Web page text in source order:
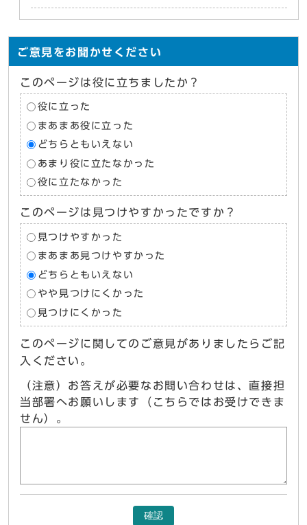
ご意見をお聞かせください
このページは役に立ちましたか？
役に立った
まあまあ役に立った
どちらともいえない
あまり役に立たなかった
役に立たなかった
このページは見つけやすかったですか？
見つけやすかった
まあまあ見つけやすかった
どちらともいえない
やや見つけにくかった
見つけにくかった
このページに関してのご意見がありましたらご記
入ください。
（注意）お答えが必要なお問い合わせは、直接担
当部署へお願いします（こちらではお受けできま
せん）。
確認